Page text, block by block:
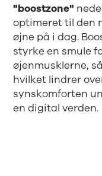
"boostzone"
optimeret til den
øjne på i dag.
styrke en smule
øjenmusklerne,
hvilket lindrer
synskomforten
en digital verden.